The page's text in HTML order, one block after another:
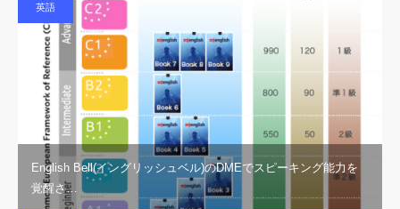
英語
English Bell(イングリッシュベル)のDMEでスピーキング能力を
覚醒さ…